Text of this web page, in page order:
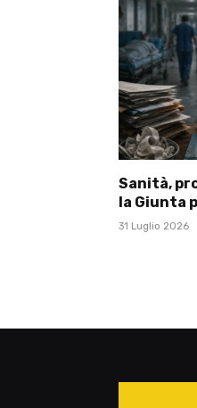
Sanità,
la Giunta
31 Luglio 2026